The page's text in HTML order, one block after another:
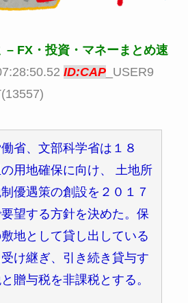
– FX・投資・マネーまとめ速
ID:CAP_USER9
省、文部科学省は１８
用地確保に向け、 土地所
優遇策の創設を２０１７
望する方針を決めた。保
地として貸し出している
け継ぎ、引き続き貸与す
贈与税を非課税とする。